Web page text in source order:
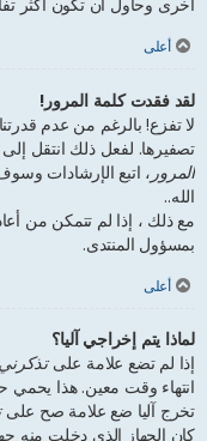
أعلى
لقد فقدت كلمة المرور!
لا تفزع! بالرغم من عدم
تصفيرها. لفعل ذلك انتقل
المرور ، اتبع الإرشادات
الله..
مع ذلك ، إذا لم تتمكن من
بمسؤول المنتدى.
أعلى
لماذا يتم إخراجي آليا؟
إذا لم تضع علامة علىتذكرني
انتهاء وقت معين. هذا
تخرج آليا ضع علامة صح على
كان الجهاز الذي دخلت منه